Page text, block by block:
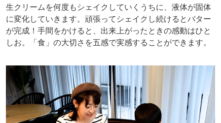
生クリームを何度もシェイクしていくうちに、液体が固体
に変化していきます。頑張ってシェイクし続けるとバター
が完成！手間をかけると、出来上がったときの感動はひと
しお。「食」の大切さを五感で実感することができます。